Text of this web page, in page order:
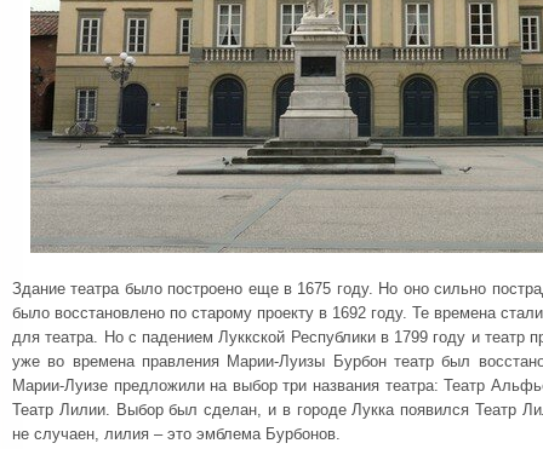
Здание театра было построено еще в 1675 году. Но оно сильно
было восстановлено по старому проекту в 1692 году. Те времена
для театра. Но с падением Луккской Республики в 1799 году и театр
уже во времена правления Марии-Луизы Бурбон театр был
Марии-Луизе предложили на выбор три названия театра: Театр
Театр Лилии. Выбор был сделан, и в городе Лукка появился Театр
не случаен, лилия – это эмблема Бурбонов.